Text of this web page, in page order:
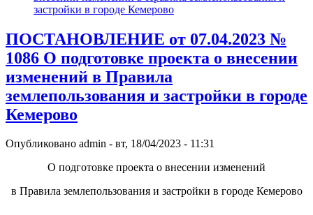
застройки в городе Кемерово
ПОСТАНОВЛЕНИЕ от 07.04.2023 №
1086 О подготовке проекта о внесении
изменений в Правила
землепользования и застройки в городе
Кемерово
Опубликовано admin - вт, 18/04/2023 - 11:31
О подготовке проекта о внесении изменений
в Правила землепользования и застройки в городе Кемерово